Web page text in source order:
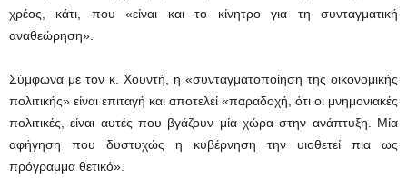
χρέος, κάτι, που «είναι και το κίνητρο για τη συνταγματική
αναθεώρηση».
Σύμφωνα με τον κ. Χουντή, η «συνταγματοποίηση της οικονομικής
πολιτικής» είναι επιταγή και αποτελεί «παραδοχή, ότι οι μνημονιακές
πολιτικές, είναι αυτές που βγάζουν μία χώρα στην ανάπτυξη. Μία
αφήγηση που δυστυχώς η κυβέρνηση την υιοθετεί πια ως
πρόγραμμα θετικό».